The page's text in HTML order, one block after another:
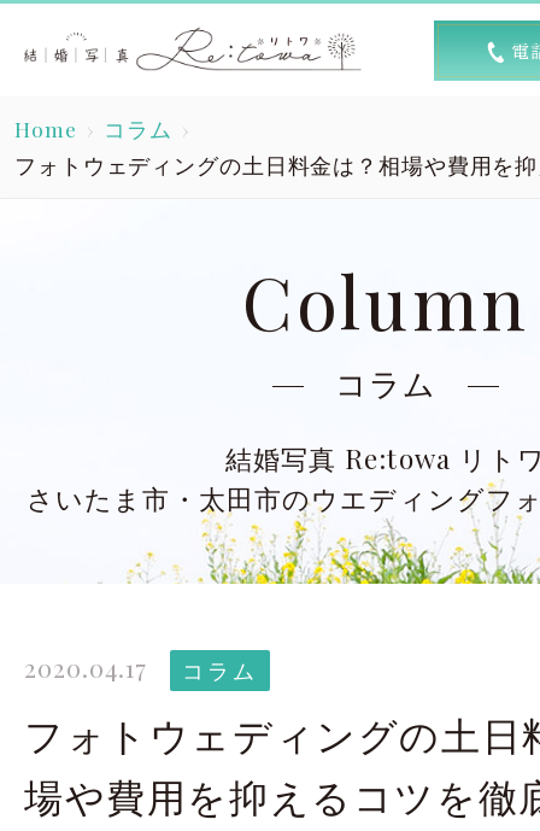
トップ
Top
洋装スタジオ
和装スタジオ
Kimono studio
太田店ギャラリー 大宮
ドレス＆着物
LINEで予約・相
Home
コラム
フォトウェディングの土日料金は？相場や費用を
Column
コラム
結婚写真 Re:towa リト
さいたま市・太田市のウエディングフ
2020.04.17 コラム
フォトウェディングの土日
場や費用を抑えるコツを徹